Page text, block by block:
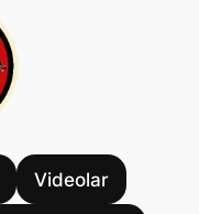
Videolar